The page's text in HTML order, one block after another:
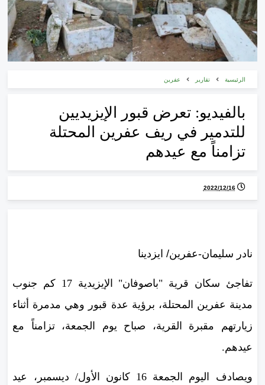
الرئيسية تقارير عفرين
بالفيديو: تعرض قبور الإيزيديين
للتدمير في ريف عفرين المحتلة
تزامناً مع عيدهم
16‏/12‏/2022
نادر سليمان-عفرين/ ايزدينا
تفاجئ سكان قرية "باصوفان" الإيزيدية 17 كم جنوب
مدينة عفرين المحتلة، برؤية عدة قبور وهي مدمرة أثناء
زيارتهم مقبرة القرية، صباح يوم الجمعة، تزامناً مع
عيدهم.
ويصادف اليوم الجمعة 16 كانون الأول/ ديسمبر، عيد